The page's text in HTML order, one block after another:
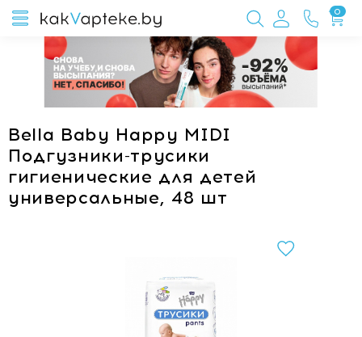
0
Bella Baby Happy MIDI
Подгузники-трусики
гигиенические для детей
универсальные, 48 шт